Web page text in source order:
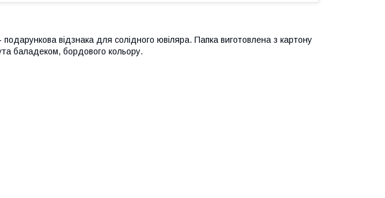
відзнака для солідного ювіляра. Папка виготовлена з картону
баладеком, бордового кольору.